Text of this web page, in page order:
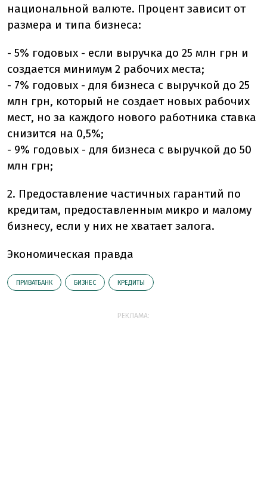
национальной валюте. Процент зависит от
размера и типа бизнеса:
- 5% годовых - если выручка до 25 млн грн и
создается минимум 2 рабочих места;
- 7% годовых - для бизнеса с выручкой до 25
млн грн, который не создает новых рабочих
мест, но за каждого нового работника ставка
снизится на 0,5%;
- 9% годовых - для бизнеса с выручкой до 50
млн грн;
2. Предоставление частичных гарантий по
кредитам, предоставленным микро и малому
бизнесу, если у них не хватает залога.
Экономическая правда
ПРИВАТБАНК БИЗНЕС КРЕДИТЫ
РЕКЛАМА: